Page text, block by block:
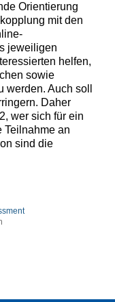
Orientierung
mit den
jeweiligen
helfen,
sowie
Auch soll
Daher
wer sich für ein
Teilnahme an
sind die